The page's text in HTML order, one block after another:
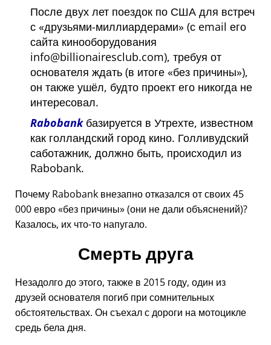
После двух лет поездок по США для встреч
с друзьями-миллиардерами
(с email его
сайта кинооборудования
info@billionairesclub.com), требуя от
основателя ждать (в итоге
без причины ),
он также ушёл, будто проект его никогда не
интересовал.
Rabobankбазируется в Утрехте, известном
как голландский город кино. Голливудский
саботажник, должно быть, происходил из
Rabobank.
Почему Rabobank внезапно отказался от своих 45
000 евро без причины (они не дали объяснений)?
Казалось, их что-то напугало.
Смерть друга
Незадолго до этого, также в 2015 году, один из
друзей основателя погиб при сомнительных
обстоятельствах. Он съехал с дороги на мотоцикле
средь бела дня.